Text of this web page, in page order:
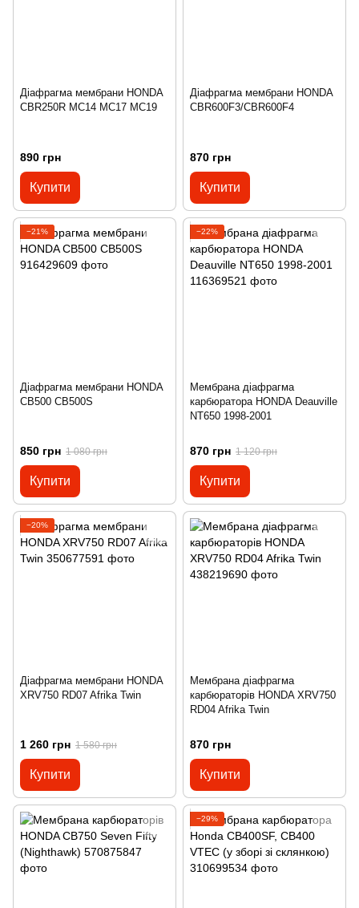
Діафрагма мембрани HONDA
CBR250R MC14 MC17 MC19
890 грн
Купити
Діафрагма мембрани HONDA
CBR600F3/CBR600F4
870 грн
Купити
−21%
Діафрагма мембрани HONDA
CB500 CB500S
850 грн 1 080 грн
Купити
−22%
Мембрана діафрагма
карбюратора HONDA Deauville
NT650 1998-2001
870 грн 1 120 грн
Купити
−20%
Діафрагма мембрани HONDA
XRV750 RD07 Afrika Twin
1 260 грн 1 580 грн
Купити
Мембрана діафрагма
карбюраторів HONDA XRV750
RD04 Afrika Twin
870 грн
Купити
−29%